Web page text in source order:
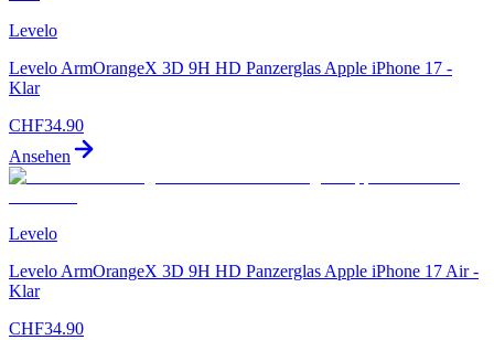
Levelo
Levelo ArmOrangeX 3D 9H HD Panzerglas Apple iPhone 17 -
Klar
CHF34.90
Ansehen
Levelo
Levelo ArmOrangeX 3D 9H HD Panzerglas Apple iPhone 17 Air -
Klar
CHF34.90